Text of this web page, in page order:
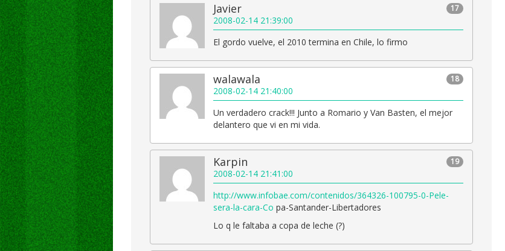
17
Javier
2008-02-14 21:39:00
El gordo vuelve, el 2010 termina en Chile, lo firmo
18
walawala
2008-02-14 21:40:00
Un verdadero crack!!! Junto a Romario y Van Basten, el mejor
delantero que vi en mi vida.
19
Karpin
2008-02-14 21:41:00
http://www.infobae.com/contenidos/364326-100795-0-Pele-
sera-la-cara-Co pa-Santander-Libertadores
Lo q le faltaba a copa de leche (?)